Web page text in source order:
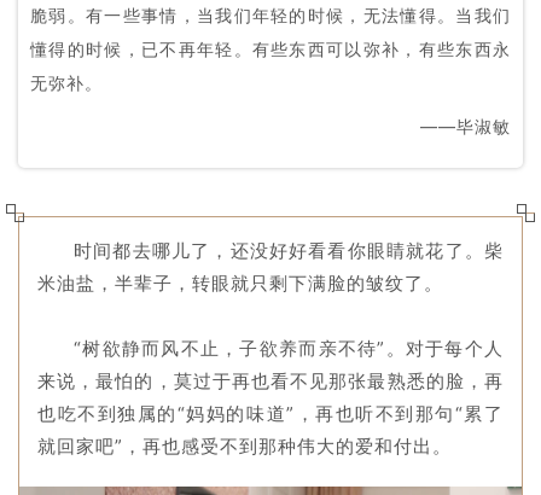
脆弱。有一些事情，当我们年轻的时候，无法懂得。当我们
懂得的时候，已不再年轻。有些东西可以弥补，有些东西永
无弥补。
——毕淑敏
时间都去哪儿了，还没好好看看你眼睛就花了。柴
米油盐，半辈子，转眼就只剩下满脸的皱纹了。
“树欲静而风不止，子欲养而亲不待”。对于每个人
来说，最怕的，莫过于再也看不见那张最熟悉的脸，再
也吃不到独属的“妈妈的味道”，再也听不到那句“累了
就回家吧”，再也感受不到那种伟大的爱和付出。